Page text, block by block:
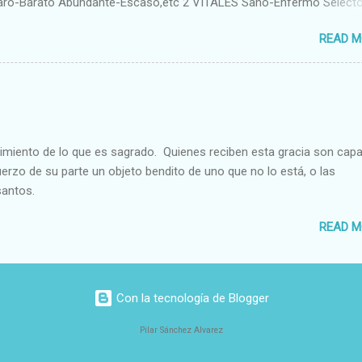
b) Morales Bueno-malo Bondadoso-malvado Justo-Injusto
d) Estéticos Bello-Feo Gracioso-Tosco Elegante-
Santo-Pr...
READ
de lo que es sagrado. Quienes reciben esta gracia son
de su parte un objeto bendito de uno que no lo está, o las
READ
Con la tecnología de Blogger
Pilar Sánchez Alvarez